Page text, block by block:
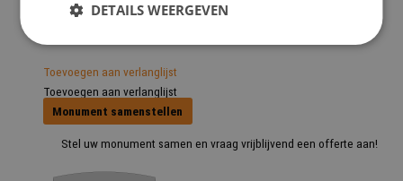
Toevoegen aan verlanglijst
Toevoegen aan verlanglijst
Monument samenstellen
Stel uw monument samen en vraag vrijblijvend een offerte aan!
DETAILS WEERGEVEN